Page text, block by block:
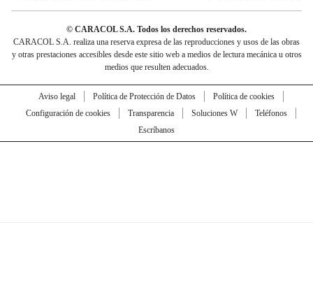
© CARACOL S.A. Todos los derechos reservados.
CARACOL S.A. realiza una reserva expresa de las reproducciones y usos de las obras
y otras prestaciones accesibles desde este sitio web a medios de lectura mecánica u otros
medios que resulten adecuados.
Aviso legal Política de Protección de Datos
Política de cookies
Configuración de cookies
Transparencia Soluciones W
Teléfonos
Escríbanos